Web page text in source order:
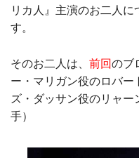
リカ人』主演のお二人に
す。
そのお二人は、 前回のブ
ー・マリガン役のロバー
ズ・ダッサン役のリャ
手）